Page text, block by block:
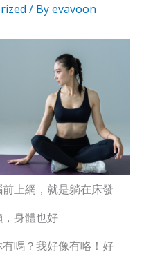
/ Byevavoon
上網，就是躺在床發
身體也好
嗎？我好像有咯！好